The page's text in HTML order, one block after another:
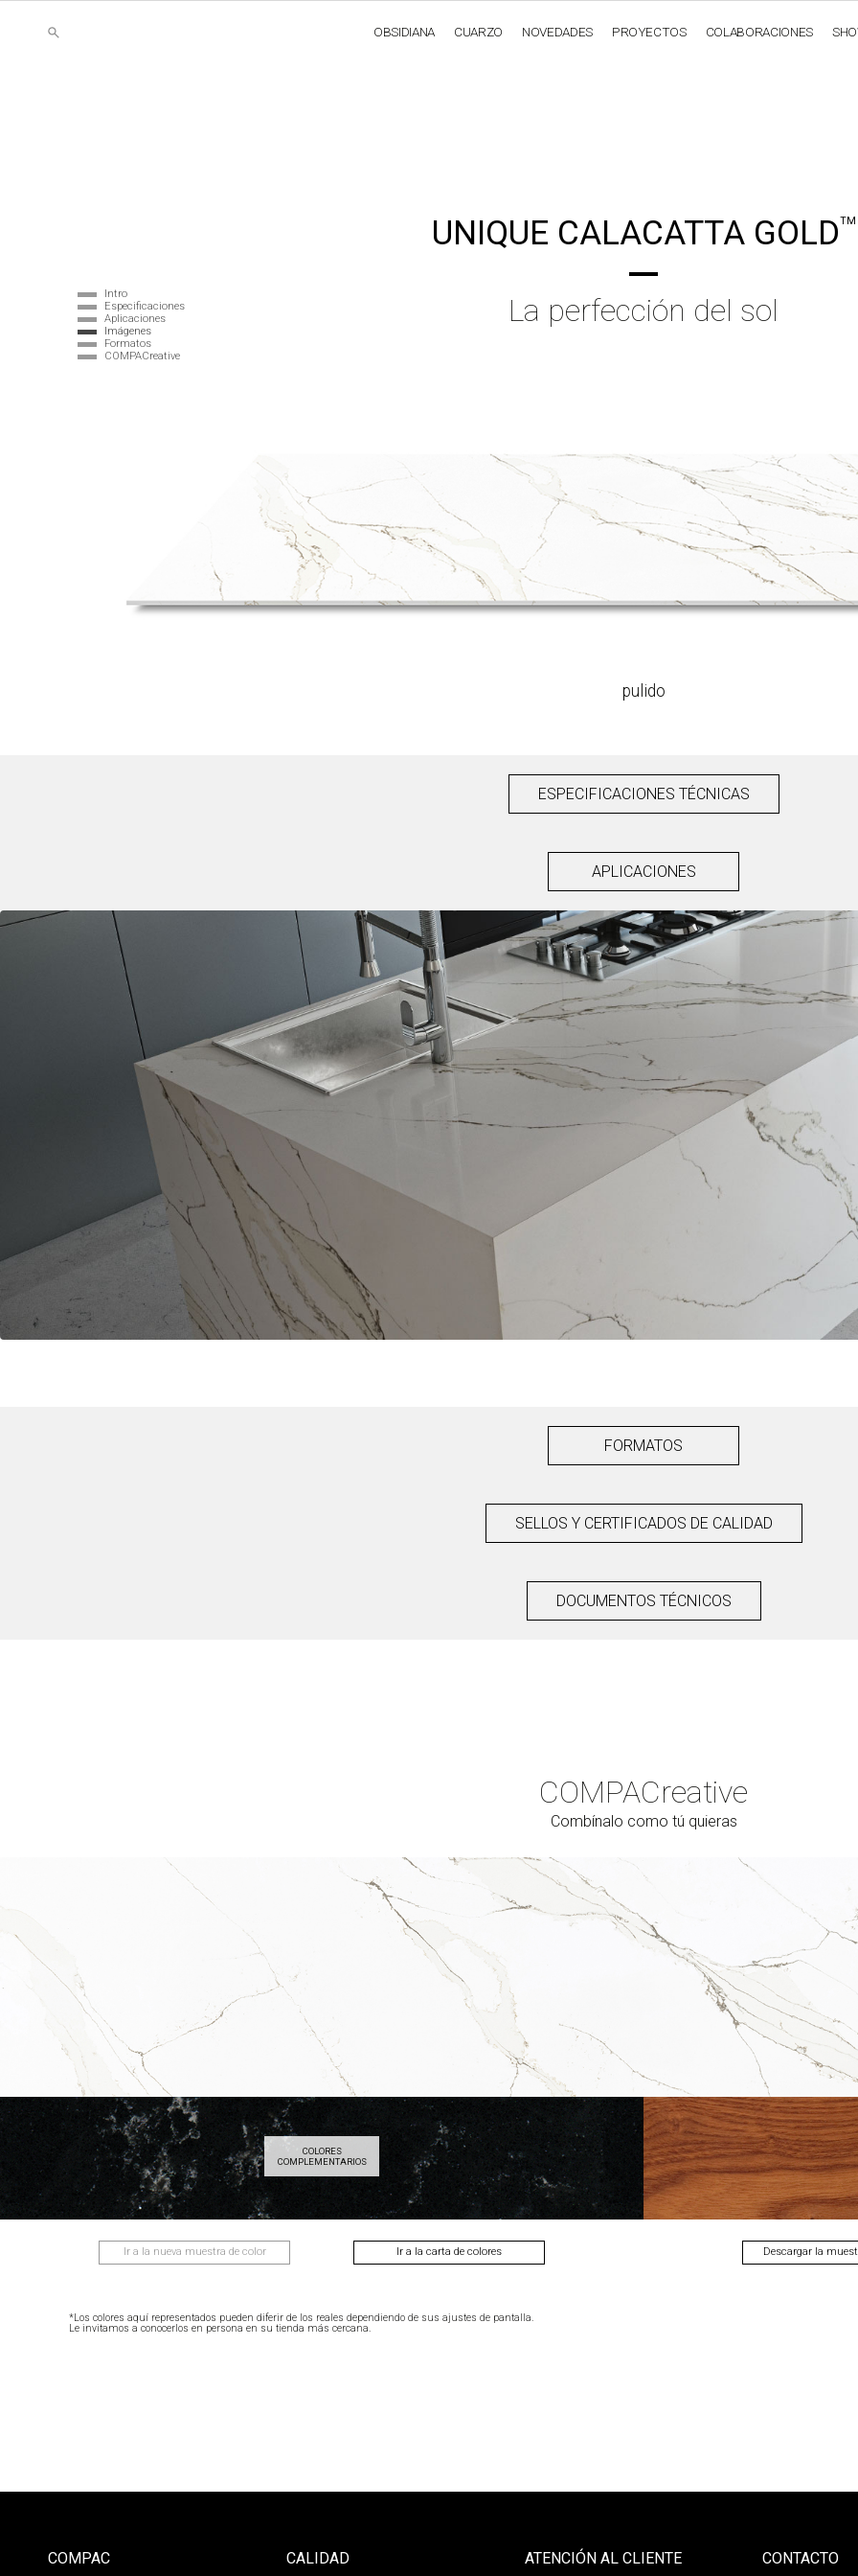
OBSIDIANA CUARZO NOVEDADES PROYECTOS COLABORACIONES
Intro
Especificaciones
Aplicaciones
Imágenes
Formatos
COMPACreative
UNIQUE CALACATTA GOLDTM
La perfección del sol
pulido
ESPECIFICACIONES TÉCNICAS
APLICACIONES
FORMATOS
SELLOS Y CERTIFICADOS DE CALIDAD
DOCUMENTOS TÉCNICOS
COMPACreative
Combínalo como tú quieras
Cerrar
COLORES
COMPLEMENTARIOS
Ir a la nueva muestra de color Ir a la carta de colores Descargar la
*Los colores aquí representados pueden diferir de los reales dependiendo de sus ajustes de pantalla.
Le invitamos a conocerlos en persona en su tienda más cercana.
COMPAC CALIDAD ATENCIÓN AL CLIENTE CONTACTO